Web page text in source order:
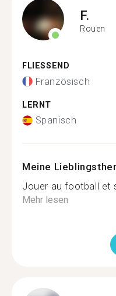
F.
Rouen
FLIESSEND
Französisch
LERNT
Spanisch
Meine
Jouer au football et
Mehr lesen